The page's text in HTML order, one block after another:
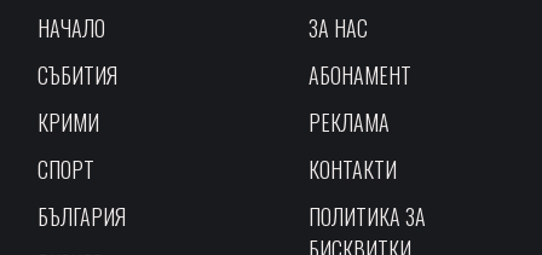
НАЧАЛО
СЪБИТИЯ
КРИМИ
СПОРТ
БЪЛГАРИЯ
ЗА НАС
АБОНАМЕНТ
РЕКЛАМА
КОНТАКТИ
ПОЛИТИКА ЗА